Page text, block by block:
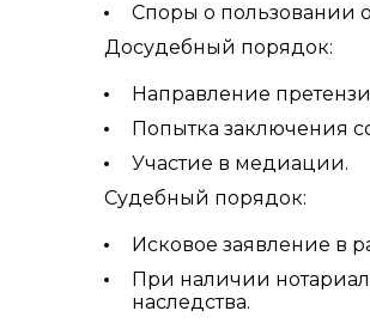
Споры о пользовании
Досудебный порядок:
Направление
Попытка заключения
Участие в медиации.
Судебный порядок:
Исковое заявление в
При наличии
наследства.